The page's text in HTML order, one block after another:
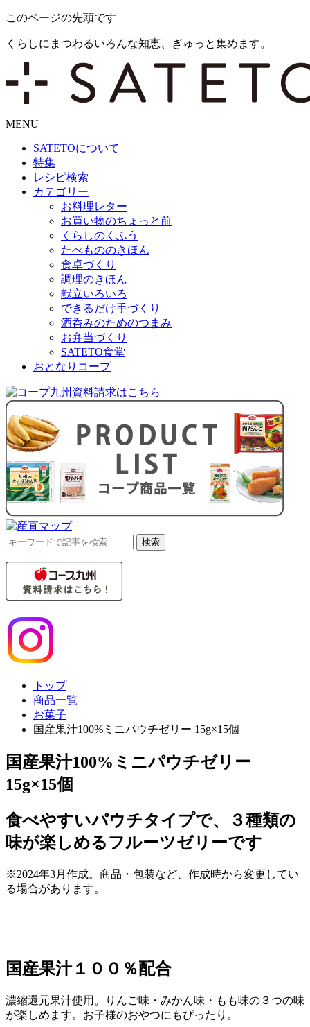
このページの先頭です
くらしにまつわるいろんな知恵、ぎゅっと集めます。
MENU
SATETOについて
特集
レシピ検索
カテゴリー
お料理レター
お買い物のちょっと前
くらしのくふう
たべもののきほん
食卓づくり
調理のきほん
献立いろいろ
できるだけ手づくり
酒呑みのためのつまみ
お弁当づくり
SATETO食堂
おとなりコープ
検
検索
トップ
商品一覧
お菓子
国産果汁100%ミニパウチゼリー 15g×15個
国産果汁100%ミニパウチゼリー
15g×15個
食べやすいパウチタイプで、３種類の
味が楽しめるフルーツゼリーです
※2024年3月作成。商品・包装など、作成時から変更してい
る場合があります。
国産果汁１００％配合
濃縮還元果汁使用。りんご味・みかん味・もも味の３つの味
が楽しめます。お子様のおやつにもぴったり。